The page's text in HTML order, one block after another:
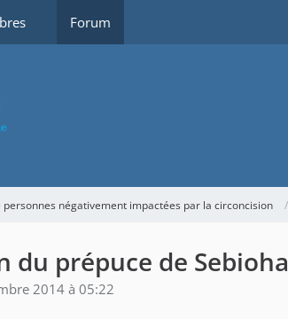
Forum
personnes négativement impactées par la circoncision
du prépuce de
2014 à 05:22